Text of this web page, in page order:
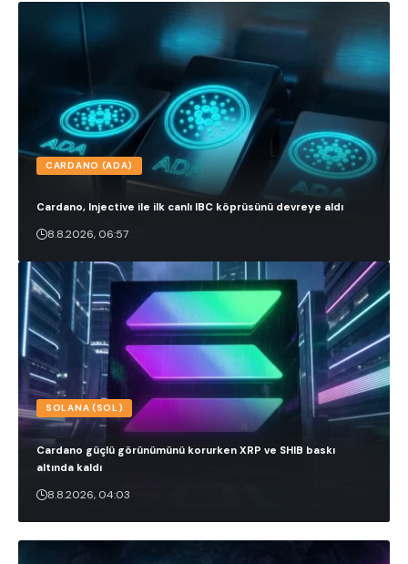
CARDANO (ADA)
Cardano, Injective ile ilk canlı IBC köprüsünü devreye aldı
8.8.2026, 06:57
SOLANA (SOL)
Cardano güçlü görünümünü korurken XRP ve SHIB baskı
altında kaldı
8.8.2026, 04:03